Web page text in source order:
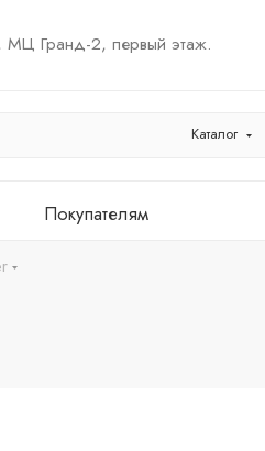
МЦ Гранд-2, первый этаж.
Каталог
Покупателям